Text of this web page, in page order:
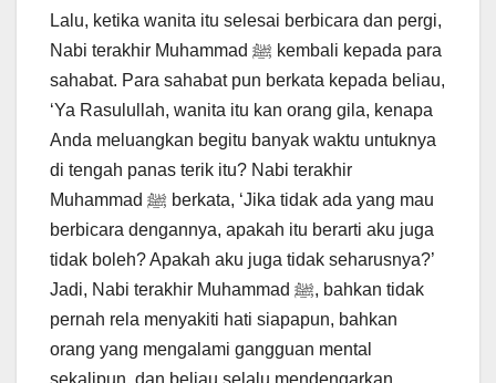
Lalu, ketika wanita itu selesai berbicara dan pergi,
Nabi terakhir Muhammad ﷺ kembali kepada para
sahabat. Para sahabat pun berkata kepada beliau,
‘Ya Rasulullah, wanita itu kan orang gila, kenapa
Anda meluangkan begitu banyak waktu untuknya
di tengah panas terik itu? Nabi terakhir
Muhammad ﷺ berkata, ‘Jika tidak ada yang mau
berbicara dengannya, apakah itu berarti aku juga
tidak boleh? Apakah aku juga tidak seharusnya?’
Jadi, Nabi terakhir Muhammad ﷺ, bahkan tidak
pernah rela menyakiti hati siapapun, bahkan
orang yang mengalami gangguan mental